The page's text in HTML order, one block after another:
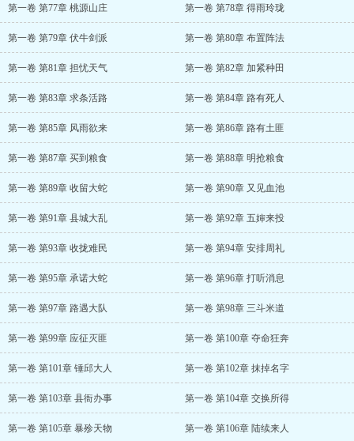
第一卷 第77章 桃源山庄 第一卷 第78章 得雨玲珑
第一卷 第79章 伏牛剑派 第一卷 第80章 布置阵法
第一卷 第81章 担忧天气 第一卷 第82章 加紧种田
第一卷 第83章 求条活路 第一卷 第84章 路有死人
第一卷 第85章 风雨欲来 第一卷 第86章 路有土匪
第一卷 第87章 买到粮食 第一卷 第88章 明抢粮食
第一卷 第89章 收留大蛇 第一卷 第90章 又见血池
第一卷 第91章 县城大乱 第一卷 第92章 五婶来投
第一卷 第93章 收拢难民 第一卷 第94章 安排周礼
第一卷 第95章 承诺大蛇 第一卷 第96章 打听消息
第一卷 第97章 路遇大队 第一卷 第98章 三斗米道
第一卷 第99章 应征灭匪 第一卷 第100章 夺命狂奔
第一卷 第101章 锤邱大人 第一卷 第102章 抹掉名字
第一卷 第103章 县衙办事 第一卷 第104章 交换所得
第一卷 第105章 暴殄天物 第一卷 第106章 陆续来人